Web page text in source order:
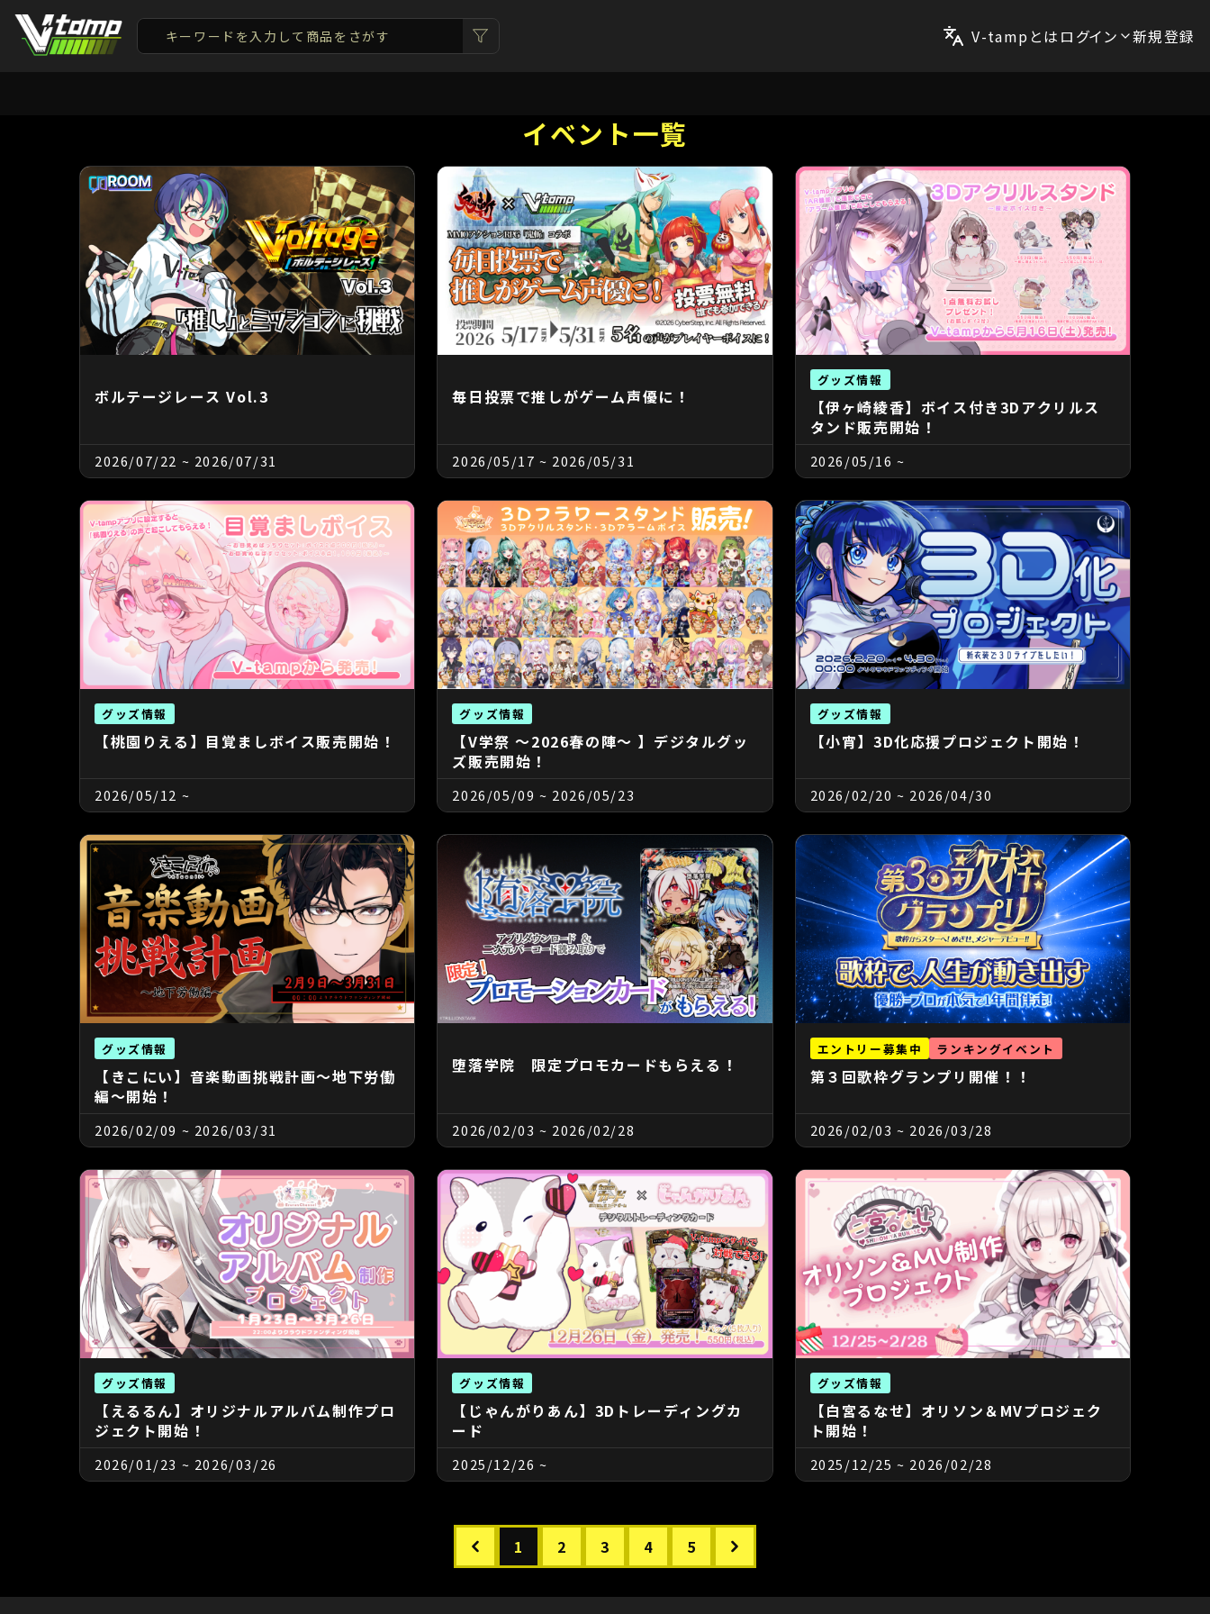
V-tampとは ログイン 新規登録
イベント一覧
ボルテージレース Vol.3
2026/07/22 ~ 2026/07/31
毎日投票で推しがゲーム声優に！
2026/05/17 ~ 2026/05/31
グッズ情報
【伊ヶ崎綾香】ボイス付き3Dアクリルス
タンド販売開始！
2026/05/16 ~
グッズ情報
【桃園りえる】目覚ましボイス販売開始！
2026/05/12 ~
グッズ情報
【V学祭 ～2026春の陣～ 】デジタルグッ
ズ販売開始！
2026/05/09 ~ 2026/05/23
グッズ情報
【小宵】3D化応援プロジェクト開始！
2026/02/20 ~ 2026/04/30
グッズ情報
【きこにい】音楽動画挑戦計画～地下労働
編～開始！
2026/02/09 ~ 2026/03/31
堕落学院 限定プロモカードもらえる！
2026/02/03 ~ 2026/02/28
エントリー募集中 ランキングイベント
第３回歌枠グランプリ開催！！
2026/02/03 ~ 2026/03/28
グッズ情報
【えるるん】オリジナルアルバム制作プロ
ジェクト開始！
2026/01/23 ~ 2026/03/26
グッズ情報
【じゃんがりあん】3Dトレーディングカ
ード
2025/12/26 ~
グッズ情報
【白宮るなせ】オリソン＆MVプロジェク
ト開始！
2025/12/25 ~ 2026/02/28
1 2 3 4 5